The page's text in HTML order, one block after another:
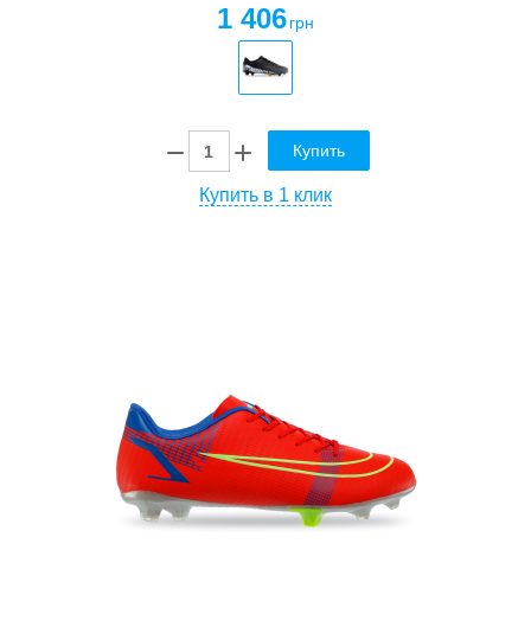
1 406 грн
Купить
Купить в 1 клик